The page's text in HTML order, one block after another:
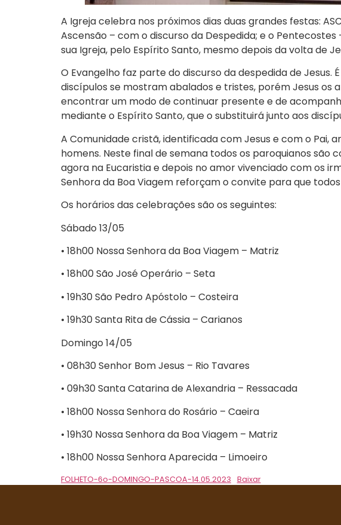
A Igreja celebra nos próximos dias duas grandes festas:
Ascensão – com o discurso da Despedida; e o
sua Igreja, pelo Espírito Santo, mesmo depois da volta de
O Evangelho faz parte do discurso da despedida de Jesus.
discípulos se mostram abalados e tristes, porém Jesus os
encontrar um modo de continuar presente e de
mediante o Espírito Santo, que o substituirá junto aos
A Comunidade cristã, identificada com Jesus e com o Pai,
homens. Neste final de semana todos os paroquianos são
agora na Eucaristia e depois no amor vivenciado com os
Senhora da Boa Viagem reforçam o convite para que
Os horários das celebrações são os seguintes:
Sábado 13/05
• 18h00 Nossa Senhora da Boa Viagem – Matriz
• 18h00 São José Operário – Seta
• 19h30 São Pedro Apóstolo – Costeira
• 19h30 Santa Rita de Cássia – Carianos
Domingo 14/05
• 08h30 Senhor Bom Jesus – Rio Tavares
• 09h30 Santa Catarina de Alexandria – Ressacada
• 18h00 Nossa Senhora do Rosário – Caeira
• 19h30 Nossa Senhora da Boa Viagem – Matriz
• 18h00 Nossa Senhora Aparecida – Limoeiro
FOLHETO-6o-DOMINGO-PASCOA-14.05.2023 Baixar